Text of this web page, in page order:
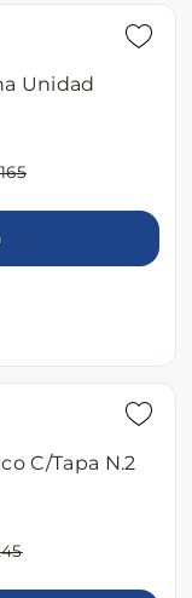
Unidad
C/Tapa N.2